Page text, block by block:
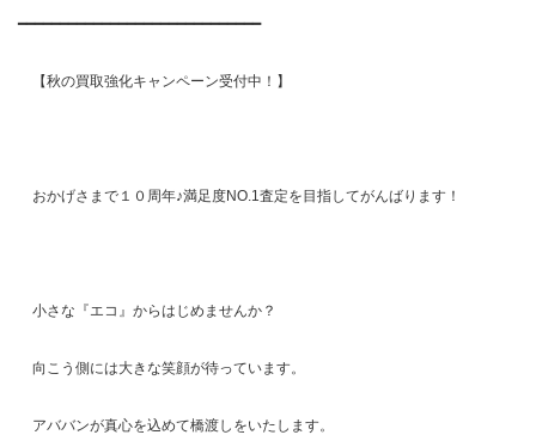
━━━━━━━━━━━━━━━━━━━━━━━━━━━━━
【秋の買取強化キャンペーン受付中！】
おかげさまで１０周年♪満足度NO.1査定を目指してがんばります！
小さな『エコ』からはじめませんか？
向こう側には大きな笑顔が待っています。
アババンが真心を込めて橋渡しをいたします。